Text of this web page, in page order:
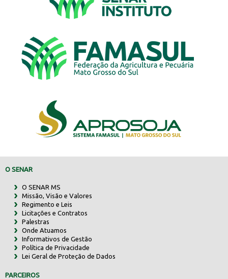
O SENAR
O SENAR MS
Missão, Visão e Valores
Regimento e Leis
Licitações e Contratos
Palestras
Onde Atuamos
Informativos de Gestão
Política de Privacidade
Lei Geral de Proteção de Dados
PARCEIROS